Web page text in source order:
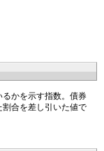
かを示す指数。債券
合を差し引いた値で